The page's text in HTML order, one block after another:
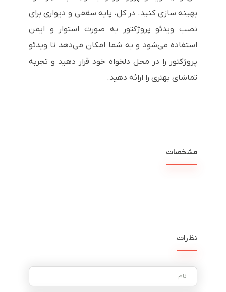
بهینه سازی کنید. در کل، پایه سقفی و دیواری برای
نصب ویدئو پروژکتور به صورت استوار و ایمن
استفاده می‌شود و به شما امکان می‌دهد تا ویدئو
پروژکتور را در محل دلخواه خود قرار دهید و تجربه
تماشای بهتری را ارائه دهید.
مشخصات
نظرات